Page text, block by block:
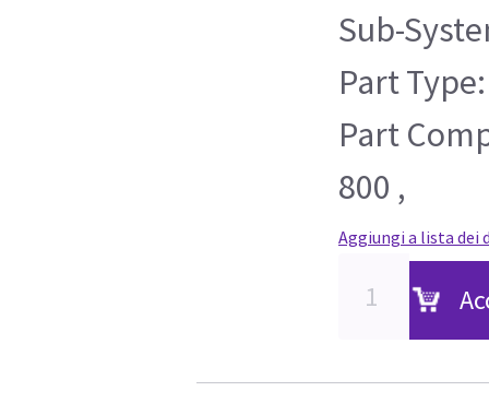
Sub-
Part
Part
800 ,
Aggiungi a lista dei